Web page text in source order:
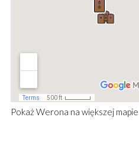
Pokaż Werona na większej mapie